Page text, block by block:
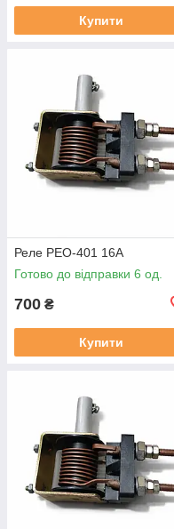
Купити
Реле РЕО-401 16А
Готово до відправки 6 од.
700 ₴
Купити